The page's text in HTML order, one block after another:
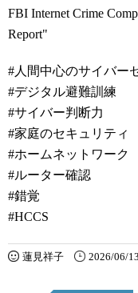
FBI Internet Crime
Report"
#人間中心のサイバー
#デジタル避難訓練
#サイバー判断力
#家庭のセキュリティ
#ホームネットワーク
#ルーター確認
#錯覚
#HCCS
蓮見祥子 2026/06/